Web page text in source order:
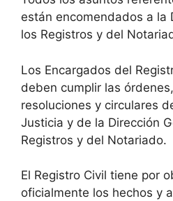
están encomendados a la
los Registros y del
Los Encargados del
deben cumplir las
resoluciones y circulares
Justicia y de la Dirección
Registros y del Notariado.
El Registro Civil tiene por
oficialmente los hechos y